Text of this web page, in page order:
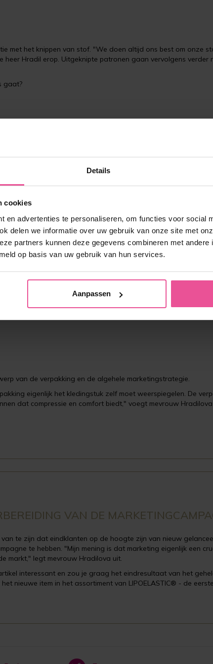
Details
cookies
en advertenties te personaliseren, om functies voor social
delen we informatie over uw gebruik van onze site met
partners kunnen deze gegevens combineren met andere
op basis van uw gebruik van hun services.
Aanpassen
met het knippen van stof. "We doen altijd ons best om onze
heer Hradil erop. Uitgeknipte patronen gaan vervolgens verder
gaat?
fasen van het productieproces van de compressiebeha is
één gecontroleerd voordat ze worden verpakt. Dit
wordt gecontroleerd op een strenge controle," legt Tomas
van de verpakking en de algehele marketingstrategie.
eigenlijk het kledingstuk zelf moet weerspiegelen. De
dat compressie en comfort biedt," voegt mevrouw
VAN DE
van te zijn dat eindklanten op de hoogte zijn van nieuw
te hebben. "Mijn mening is dat marketing eigenlijk een
markt," legt mevrouw Hradilova uit.
interessant en zou je graag het eindresultaat van het
het nieuwe item in het assortiment van LIPOELASTIC® - de